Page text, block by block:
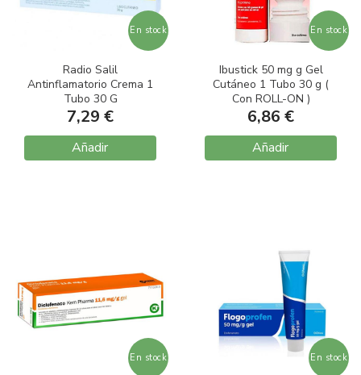
En stock
Radio Salil
Antinflamatorio Crema 1
Tubo 30 G
7,29 €
Añadir
En stock
Ibustick 50 mg g Gel
Cutáneo 1 Tubo 30 g (
Con ROLL-ON )
6,86 €
Añadir
En stock En stock